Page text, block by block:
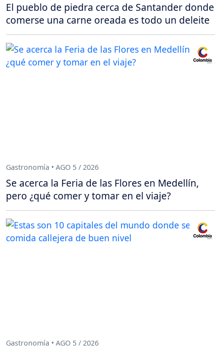
El pueblo de piedra cerca de Santander donde
comerse una carne oreada es todo un deleite
Gastronomía • AGO 5 / 2026
Se acerca la Feria de las Flores en Medellín,
pero ¿qué comer y tomar en el viaje?
Gastronomía • AGO 5 / 2026